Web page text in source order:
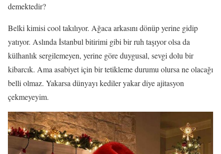
demektedir?
Belki kimisi cool takılıyor. Ağaca arkasını dönüp yerine gidip
yatıyor. Aslında İstanbul bitirimi gibi bir ruh taşıyor olsa da
külhanlık sergilemeyen, yerine göre duygusal, sevgi dolu bir
kibarcık. Ama asabiyet için bir tetikleme durumu olursa ne olacağı
belli olmaz. Yakarsa dünyayı kediler yakar diye ajitasyon
çekmeyeyim.